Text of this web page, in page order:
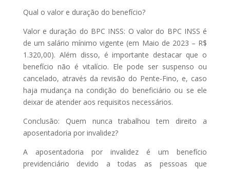
Qual o valor e duração do benefício?
Valor e duração do BPC INSS: O valor do BPC INSS é
de um salário mínimo vigente (em Maio de 2023 – R$
1.320,00). Além disso, é importante destacar que o
benefício não é vitalício. Ele pode ser suspenso ou
cancelado, através da revisão do Pente-Fino, e, caso
haja mudança na condição do beneficiário ou se ele
deixar de atender aos requisitos necessários.
Conclusão: Quem nunca trabalhou tem direito a
aposentadoria por invalidez?
A aposentadoria por invalidez é um benefício
previdenciário devido a todas as pessoas que